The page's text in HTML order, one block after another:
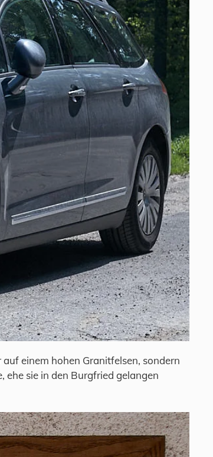
einem hohen Granitfelsen, sondern
sie in den Burgfried gelangen